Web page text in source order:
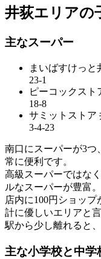
井荻エリアの
主なスーパー
まいばすけっ
23-1
ピーコックス
18-8
サミットスト
3-4-23
南口にスーパーが3つ
常に便利です。
高級スーパーではな
ルなスーパーが豊富 。
店内に100円ショッ
計に優しいエリアと
駅から少し離れると
主な小学校と中学